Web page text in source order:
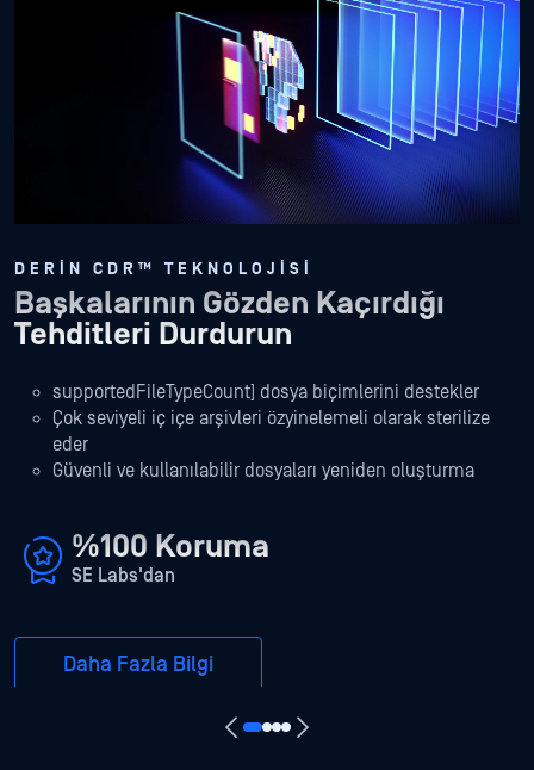
DERIN CDR™ TEKNOLOJISI
Başkalarının Gözden Kaçırdığı
Tehditleri Durdurun
supportedFileTypeCount] dosya biçimlerini destekler
Çok seviyeli iç içe arşivleri özyinelemeli olarak sterilize
eder
Güvenli ve kullanılabilir dosyaları yeniden oluşturma
%100 Koruma
SE Labs'dan
Daha Fazla Bilgi